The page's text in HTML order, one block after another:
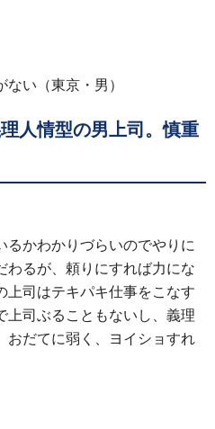
ない（東京・男）
人情型の男上司。慎重
るかわかりづらいのでやりに
わるが、頼りにすれば力にな
上司はテキパキ仕事をこなす
上司ぶることもないし、義理
おだてに弱く、ヨイショすれ